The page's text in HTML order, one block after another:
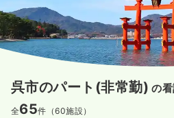
呉市のパート(非常勤) の
全65件（60施設）